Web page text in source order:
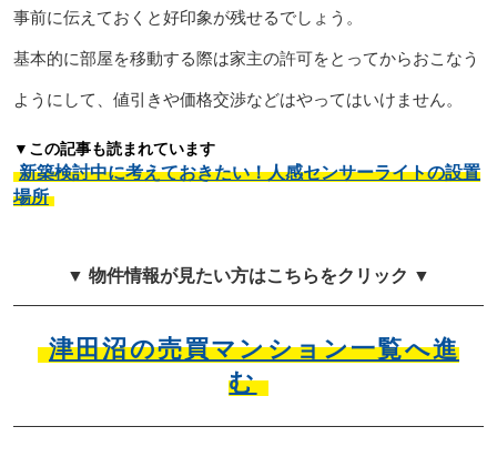
事前に伝えておくと好印象が残せるでしょう。
基本的に部屋を移動する際は家主の許可をとってからおこなう
ようにして、値引きや価格交渉などはやってはいけません。
▼この記事も読まれています
新築検討中に考えておきたい！人感センサーライトの設置
場所
▼ 物件情報が見たい方はこちらをクリック ▼
津田沼の売買マンション一覧へ進
む